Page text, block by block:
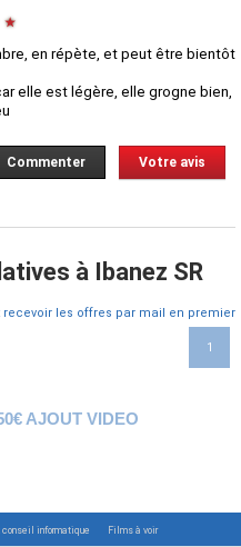
★
en répète, et peut être bientôt
elle est légère, elle grogne bien,
Commenter Votre avis
à Ibanez SR
recevoir les offres par mail en premier
1
AJOUT VIDEO
conseil informatique Films à voir